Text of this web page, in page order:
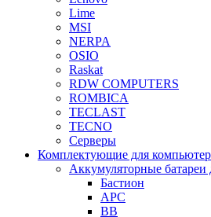
Lime
MSI
NERPA
OSIO
Raskat
RDW COMPUTERS
ROMBICA
TECLAST
TECNO
Серверы
Комплектующие для
Аккумуляторные
Бастион
APC
BB